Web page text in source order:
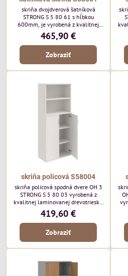
skriňa dvojdverová šatníková
STRONG S 5 80 61 s hĺbkou
600mm, je vyrobená z kvalitnej
laminovanej drevotriesky, ktorú
ponúkame v 8 farebných odtieňoch.
Vrchná doska a dno majú hrúbku
25mm a na prednej strane je 2mm
465,90 €
Zobraziť
skriňa policová S58004
skriňa policová spodná dvere OH 3
STRONG S 5 80 03 vyrobená z
kvalitnej laminovanej drevotriesky.
V hornej časti je otvorená skriňa s
jednou policou. V spodnej časti je
skriňa s dverami a 2 policami.
419,60 €
Zobraziť